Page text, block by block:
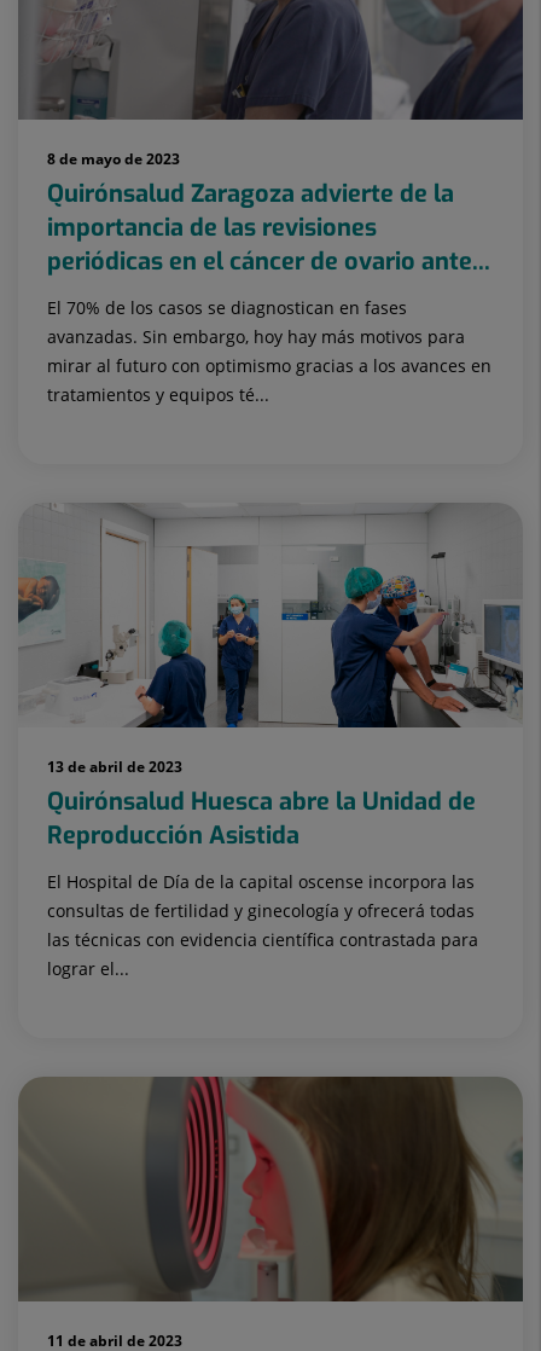
8 de mayo de 2023
Quirónsalud Zaragoza advierte de la
importancia de las revisiones
periódicas en el cáncer de ovario ante...
El 70% de los casos se diagnostican en fases
avanzadas. Sin embargo, hoy hay más motivos para
mirar al futuro con optimismo gracias a los avances en
tratamientos y equipos té...
13 de abril de 2023
Quirónsalud Huesca abre la Unidad de
Reproducción Asistida
El Hospital de Día de la capital oscense incorpora las
consultas de fertilidad y ginecología y ofrecerá todas
las técnicas con evidencia científica contrastada para
lograr el...
11 de abril de 2023